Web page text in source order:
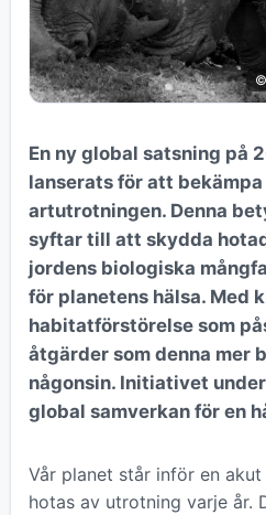
En ny global satsning på
lanserats för att
artutrotningen. Denna
syftar till att skydda
jordens biologiska
för planetens hälsa. Med
habitatförstörelse som
åtgärder som denna mer
någonsin. Initiativet
global samverkan för en
Vår planet står inför en
hotas av utrotning varje år.